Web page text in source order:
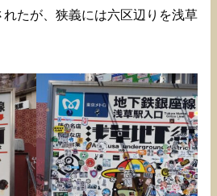
たが、狭義には六区辺りを浅草